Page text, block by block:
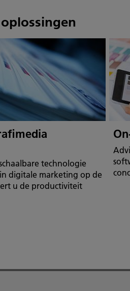
technologie
digitale marketing op de
u de productiviteit